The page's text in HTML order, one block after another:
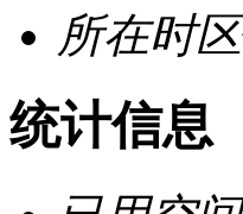
所在时区
统计信息